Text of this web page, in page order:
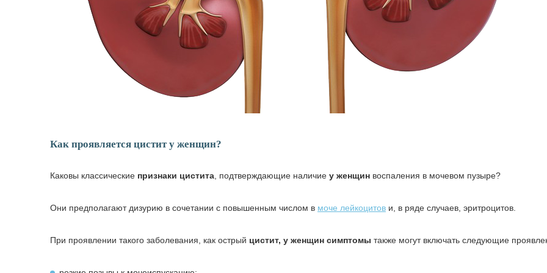
Как проявляется цистит у женщин?
Каковы классические признаки цистита , подтверждающие наличие у женщин воспаления в мочевом пузыре?
Они предполагают дизурию в сочетании с повышенным числом в моче лейкоцитов и, в ряде случаев, эритроцитов.
При проявлении такого заболевания, как острый цистит, у женщин симптомы также могут включать следующие